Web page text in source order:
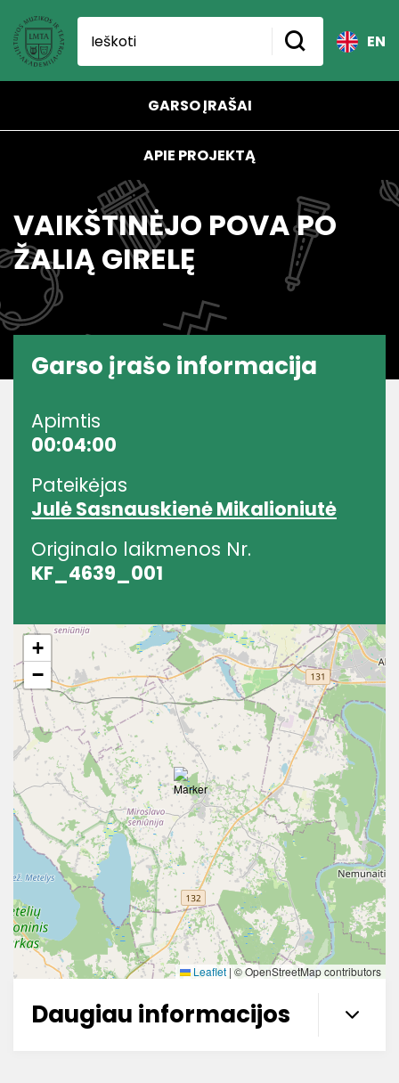
EN
GARSO ĮRAŠAI
APIE PROJEKTĄ
VAIKŠTINĖJO POVA PO
ŽALIĄ GIRELĘ
Garso įrašo informacija
Apimtis
00:04:00
Pateikėjas
Julė Sasnauskienė Mikalioniutė
Originalo laikmenos Nr.
KF_4639_001
+
−
Leaflet | © OpenStreetMap contributors
Daugiau informacijos